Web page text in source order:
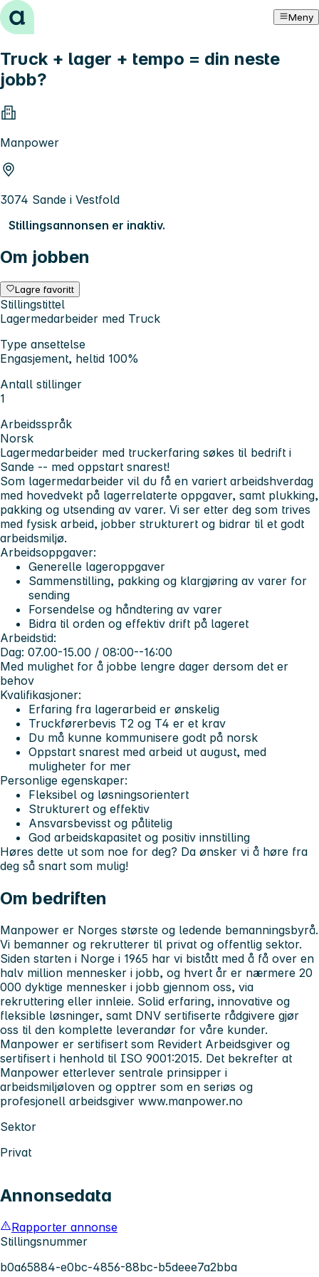
Hopp til innhold Meny
Truck + lager + tempo = din neste
jobb?
Manpower
3074 Sande i Vestfold
Stillingsannonsen er inaktiv.
Om jobben
Lagre favoritt
Stillingstittel
Lagermedarbeider med Truck
Type ansettelse
Engasjement, heltid 100%
Antall stillinger
1
Arbeidsspråk
Norsk
Lagermedarbeider med truckerfaring søkes til bedrift i
Sande -- med oppstart snarest!
Som lagermedarbeider vil du få en variert arbeidshverdag
med hovedvekt på lagerrelaterte oppgaver, samt plukking,
pakking og utsending av varer. Vi ser etter deg som trives
med fysisk arbeid, jobber strukturert og bidrar til et godt
arbeidsmiljø.
Arbeidsoppgaver:
Generelle lageroppgaver
Sammenstilling, pakking og klargjøring av varer for
sending
Forsendelse og håndtering av varer
Bidra til orden og effektiv drift på lageret
Arbeidstid:
Dag: 07.00-15.00 / 08:00--16:00
Med mulighet for å jobbe lengre dager dersom det er
behov
Kvalifikasjoner:
Erfaring fra lagerarbeid er ønskelig
Truckførerbevis T2 og T4 er et krav
Du må kunne kommunisere godt på norsk
Oppstart snarest med arbeid ut august, med
muligheter for mer
Personlige egenskaper:
Fleksibel og løsningsorientert
Strukturert og effektiv
Ansvarsbevisst og pålitelig
God arbeidskapasitet og positiv innstilling
Høres dette ut som noe for deg? Da ønsker vi å høre fra
deg så snart som mulig!
Om bedriften
Manpower er Norges største og ledende bemanningsbyrå.
Vi bemanner og rekrutterer til privat og offentlig sektor.
Siden starten i Norge i 1965 har vi bistått med å få over en
halv million mennesker i jobb, og hvert år er nærmere 20
000 dyktige mennesker i jobb gjennom oss, via
rekruttering eller innleie. Solid erfaring, innovative og
fleksible løsninger, samt DNV sertifiserte rådgivere gjør
oss til den komplette leverandør for våre kunder.
Manpower er sertifisert som Revidert Arbeidsgiver og
sertifisert i henhold til ISO 9001:2015. Det bekrefter at
Manpower etterlever sentrale prinsipper i
arbeidsmiljøloven og opptrer som en seriøs og
profesjonell arbeidsgiver www.manpower.no
Sektor
Privat
Annonsedata
Rapporter annonse
Stillingsnummer
b0a65884-e0bc-4856-88bc-b5deee7a2bba